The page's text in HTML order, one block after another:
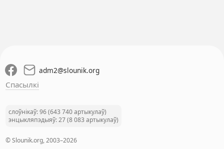
adm2@slounik.org
Спасылкі
слоўнікаў: 96 (643 740 артыкулаў)
энцыкляпэдыяў: 27 (8 083 артыкулаў)
© Slounik.org, 2003–2026